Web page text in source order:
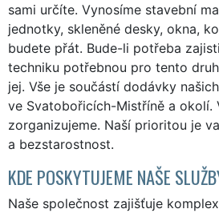
sami určíte. Vynosíme stavební
jednotky, skleněné desky, okna,
budete přát. Bude-li potřeba
techniku potřebnou pro tento
jej. Vše je součástí dodávky
ve Svatobořicích-Mistříně a okolí.
zorganizujeme. Naší prioritou je
a bezstarostnost.
KDE POSKYTUJEME NAŠE
Naše společnost zajišťuje